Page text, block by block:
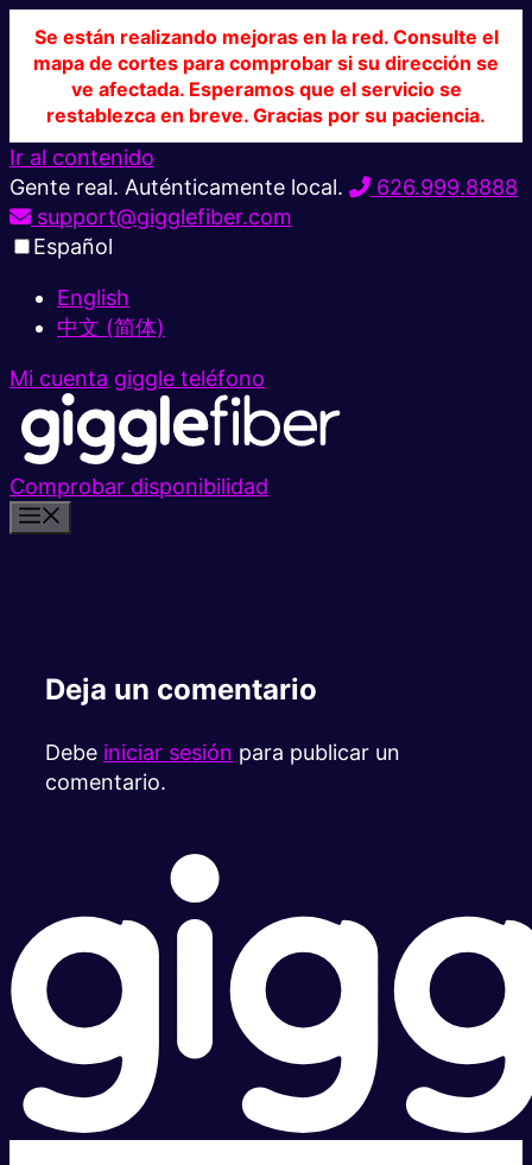
Se están realizando mejoras en la red. Consulte el
mapa de cortes para comprobar si su dirección se
ve afectada. Esperamos que el servicio se
restablezca en breve. Gracias por su paciencia.
Ir al contenido
Gente real. Auténticamente local.
626.999.8888
support@gigglefiber.com
Español
English
中文 (简体)
Mi cuenta giggle teléfono
Comprobar disponibilidad
Deja un comentario
Debe iniciar sesión para publicar un
comentario.